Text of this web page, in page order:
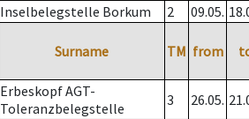
Inselbelegstelle Borkum 2 09.05.
Surname TM from
Erbeskopf AGT-
Toleranzbelegstelle
3 26.05.